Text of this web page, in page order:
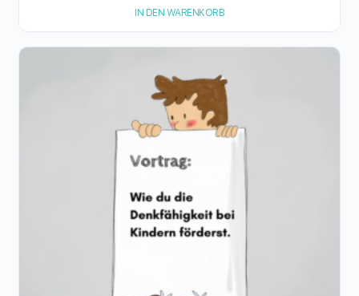
IN DEN WARENKORB